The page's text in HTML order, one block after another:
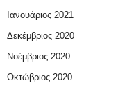
Ιανουάριος 2021
Δεκέμβριος 2020
Νοέμβριος 2020
Οκτώβριος 2020